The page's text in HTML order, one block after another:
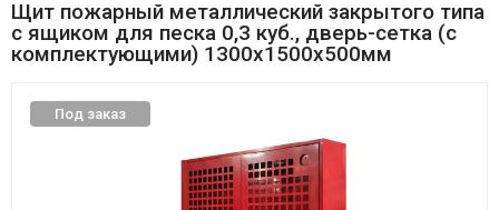
Щит пожарный металлический закрытого типа
с ящиком для песка 0,3 куб., дверь-сетка (с
комплектующими) 1300х1500х500мм
Под заказ